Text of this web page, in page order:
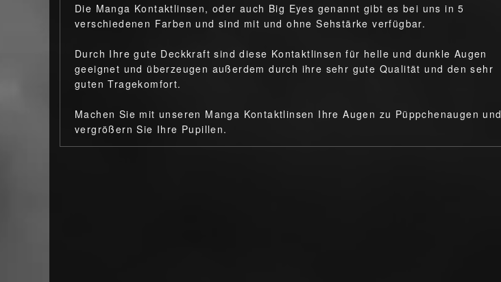
Die Manga Kontaktlinsen, oder auch Big Eyes genannt gibt es bei uns in 5
verschiedenen Farben und sind mit und ohne Sehstärke verfügbar.
Durch Ihre gute Deckkraft sind diese Kontaktlinsen für helle und dunkle Augen
geeignet und überzeugen außerdem durch ihre sehr gute Qualität und den sehr
guten Tragekomfort.
Machen Sie mit unseren Manga Kontaktlinsen Ihre Augen zu Püppchenaugen und
vergrößern Sie Ihre Pupillen.